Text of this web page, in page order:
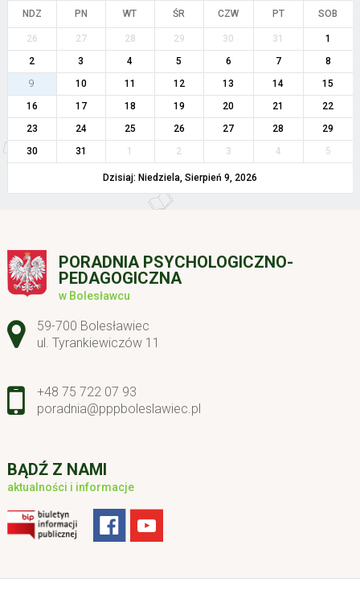
NDZ PN WT ŚR CZW PT SOB
26 27 28 29 30 31
1
2
3 4 5 6 7
8
9
10 11 12 13 14
15
16
17 18 19 20 21
22
23
24 25 26 27 28
29
30
31 1 2 3 4 5
Dzisiaj: Niedziela, Sierpień 9, 2026
PORADNIA PSYCHOLOGICZNO-
PEDAGOGICZNA
w Bolesławcu
Adres pocztowy:
59-700 Bolesławiec
ul. Tyrankiewiczów 11
+48 75 722 07 93
poradnia@pppboleslawiec.pl
BĄDŹ Z NAMI
aktualności i informacje